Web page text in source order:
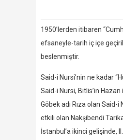
1950’lerden itibaren
efsaneyle-tarih iç içe
beslenmiştir.
Said-i Nursi’nin ne kadar
Said-i Nursi, Bitlis’in
Göbek adı Rıza olan
etkili olan Nakşibendi
İstanbul’a ikinci gelişinde,